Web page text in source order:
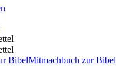
Mitmachbuch zur Bibel